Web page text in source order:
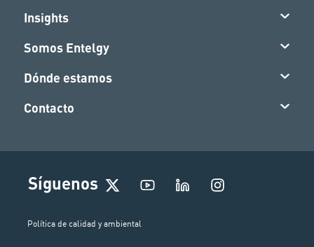
Insights
Somos Entelgy
Dónde estamos
Contacto
Síguenos
I
n
Política de calidad y ambiental